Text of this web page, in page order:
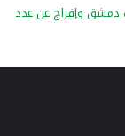
دمشق وإفراج عن عدد